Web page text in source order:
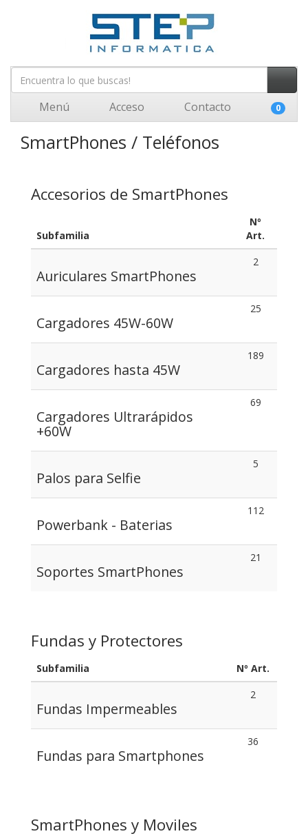
Menú Acceso Contacto 0
SmartPhones / Teléfonos
Accesorios de SmartPhones
Subfamilia
Nº
Art.
Auriculares SmartPhones
2
Cargadores 45W-60W
25
Cargadores hasta 45W
189
Cargadores Ultrarápidos
+60W
69
Palos para Selfie
5
Powerbank - Baterias
112
Soportes SmartPhones
21
Fundas y Protectores
Subfamilia Nº Art.
Fundas Impermeables
2
Fundas para Smartphones
36
SmartPhones y Moviles